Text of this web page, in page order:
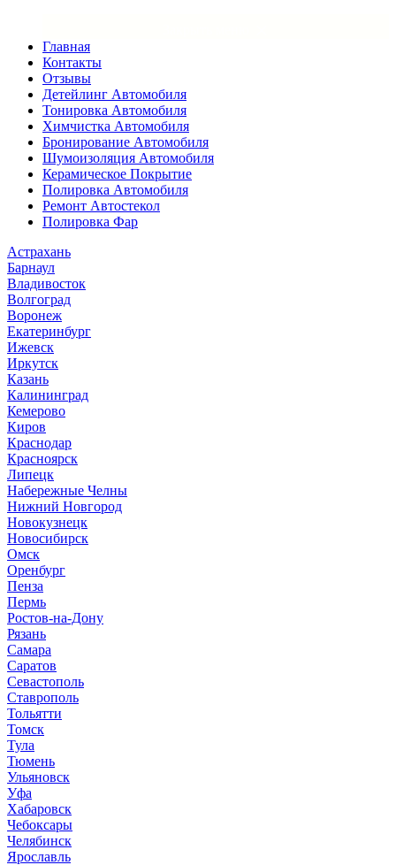
Главная
Контакты
Отзывы
Детейлинг Автомобиля
Тонировка Автомобиля
Химчистка Автомобиля
Бронирование Автомобиля
Шумоизоляция Автомобиля
Керамическое Покрытие
Полировка Автомобиля
Ремонт Автостекол
Полировка Фар
Астрахань
Барнаул
Владивосток
Волгоград
Воронеж
Екатеринбург
Ижевск
Иркутск
Казань
Калининград
Кемерово
Киров
Краснодар
Красноярск
Липецк
Набережные Челны
Нижний Новгород
Новокузнецк
Новосибирск
Омск
Оренбург
Пенза
Пермь
Ростов-на-Дону
Рязань
Самара
Саратов
Севастополь
Ставрополь
Тольятти
Томск
Тула
Тюмень
Ульяновск
Уфа
Хабаровск
Чебоксары
Челябинск
Ярославль